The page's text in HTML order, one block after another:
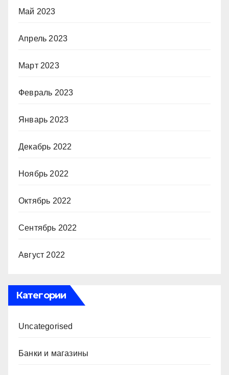
Май 2023
Апрель 2023
Март 2023
Февраль 2023
Январь 2023
Декабрь 2022
Ноябрь 2022
Октябрь 2022
Сентябрь 2022
Август 2022
Категории
Uncategorised
Банки и магазины